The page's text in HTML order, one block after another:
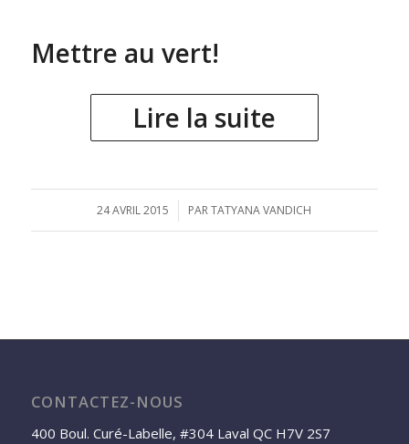
Mettre au vert!
Lire la suite
24 AVRIL 2015
/ PARTATYANA VANDICH
CONTACTEZ-NOUS
400 Boul. Curé-Labelle, #304 Laval QC H7V 2S7